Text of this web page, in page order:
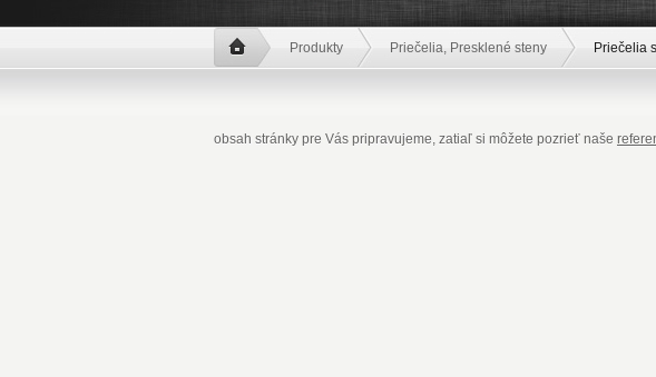
Produkty Priečelia, Presklené steny Priečelia
obsah stránky pre Vás pripravujeme, zatiaľ si môžete pozrieť naše